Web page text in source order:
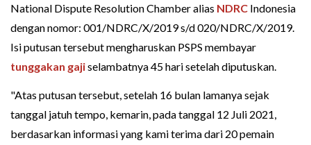
National Dispute Resolution Chamber alias NDRC Indonesia
dengan nomor: 001/NDRC/X/2019 s/d 020/NDRC/X/2019.
Isi putusan tersebut mengharuskan PSPS membayar
tunggakan gajiselambatnya 45 hari setelah diputuskan.
"Atas putusan tersebut, setelah 16 bulan lamanya sejak
tanggal jatuh tempo, kemarin, pada tanggal 12 Juli 2021,
berdasarkan informasi yang kami terima dari 20 pemain